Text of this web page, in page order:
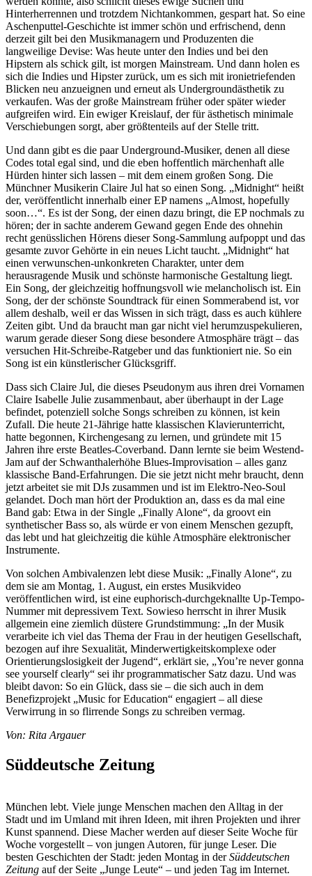
Hinterherrennen und trotzdem Nichtankommen, gespart hat. So eine
Aschenputtel-Geschichte ist immer schön und erfrischend, denn
derzeit gilt bei den Musikmanagern und Produzenten die
langweilige Devise: Was heute unter den Indies und bei den
Hipstern als schick gilt, ist morgen Mainstream. Und dann holen es
sich die Indies und Hipster zurück, um es sich mit ironietriefenden
Blicken neu anzueignen und erneut als Undergroundästhetik zu
verkaufen. Was der große Mainstream früher oder später wieder
aufgreifen wird. Ein ewiger Kreislauf, der für ästhetisch minimale
Verschiebungen sorgt, aber größtenteils auf der Stelle tritt.
Und dann gibt es die paar Underground-Musiker, denen all diese
Codes total egal sind, und die eben hoffentlich märchenhaft alle
Hürden hinter sich lassen – mit dem einem großen Song. Die
Münchner Musikerin Claire Jul hat so einen Song. „Midnight“ heißt
der, veröffentlicht innerhalb einer EP namens „Almost, hopefully
soon…“. Es ist der Song, der einen dazu bringt, die EP nochmals zu
hören; der in sachte anderem Gewand gegen Ende des ohnehin
recht genüsslichen Hörens dieser Song-Sammlung aufpoppt und das
gesamte zuvor Gehörte in ein neues Licht taucht. „Midnight“ hat
einen verwunschen-unkonkreten Charakter, unter dem
herausragende Musik und schönste harmonische Gestaltung liegt.
Ein Song, der gleichzeitig hoffnungsvoll wie melancholisch ist. Ein
Song, der der schönste Soundtrack für einen Sommerabend ist, vor
allem deshalb, weil er das Wissen in sich trägt, dass es auch kühlere
Zeiten gibt. Und da braucht man gar nicht viel herumzuspekulieren,
warum gerade dieser Song diese besondere Atmosphäre trägt – das
versuchen Hit-Schreibe-Ratgeber und das funktioniert nie. So ein
Song ist ein künstlerischer Glücksgriff.
Dass sich Claire Jul, die dieses Pseudonym aus ihren drei Vornamen
Claire Isabelle Julie zusammenbaut, aber überhaupt in der Lage
befindet, potenziell solche Songs schreiben zu können, ist kein
Zufall. Die heute 21-Jährige hatte klassischen Klavierunterricht,
hatte begonnen, Kirchengesang zu lernen, und gründete mit 15
Jahren ihre erste Beatles-Coverband. Dann lernte sie beim Westend-
Jam auf der Schwanthalerhöhe Blues-Improvisation – alles ganz
klassische Band-Erfahrungen. Die sie jetzt nicht mehr braucht, denn
jetzt arbeitet sie mit DJs zusammen und ist im Elektro-Neo-Soul
gelandet. Doch man hört der Produktion an, dass es da mal eine
Band gab: Etwa in der Single „Finally Alone“, da groovt ein
synthetischer Bass so, als würde er von einem Menschen gezupft,
das lebt und hat gleichzeitig die kühle Atmosphäre elektronischer
Instrumente.
Von solchen Ambivalenzen lebt diese Musik: „Finally Alone“, zu
dem sie am Montag, 1. August, ein erstes Musikvideo
veröffentlichen wird, ist eine euphorisch-durchgeknallte Up-Tempo-
Nummer mit depressivem Text. Sowieso herrscht in ihrer Musik
allgemein eine ziemlich düstere Grundstimmung: „In der Musik
verarbeite ich viel das Thema der Frau in der heutigen Gesellschaft,
bezogen auf ihre Sexualität, Minderwertigkeitskomplexe oder
Orientierungslosigkeit der Jugend“, erklärt sie, „You’re never gonna
see yourself clearly“ sei ihr programmatischer Satz dazu. Und was
bleibt davon: So ein Glück, dass sie – die sich auch in dem
Benefizprojekt „Music for Education“ engagiert – all diese
Verwirrung in so flirrende Songs zu schreiben vermag.
Von: Rita Argauer
Süddeutsche Zeitung
München lebt. Viele junge Menschen machen den Alltag in der
Stadt und im Umland mit ihren Ideen, mit ihren Projekten und ihrer
Kunst spannend. Diese Macher werden auf dieser Seite Woche für
Woche vorgestellt – von jungen Autoren, für junge Leser. Die
besten Geschichten der Stadt: jeden Montag in derSüddeutschen
Zeitung auf der Seite „Junge Leute“ – und jeden Tag im Internet.